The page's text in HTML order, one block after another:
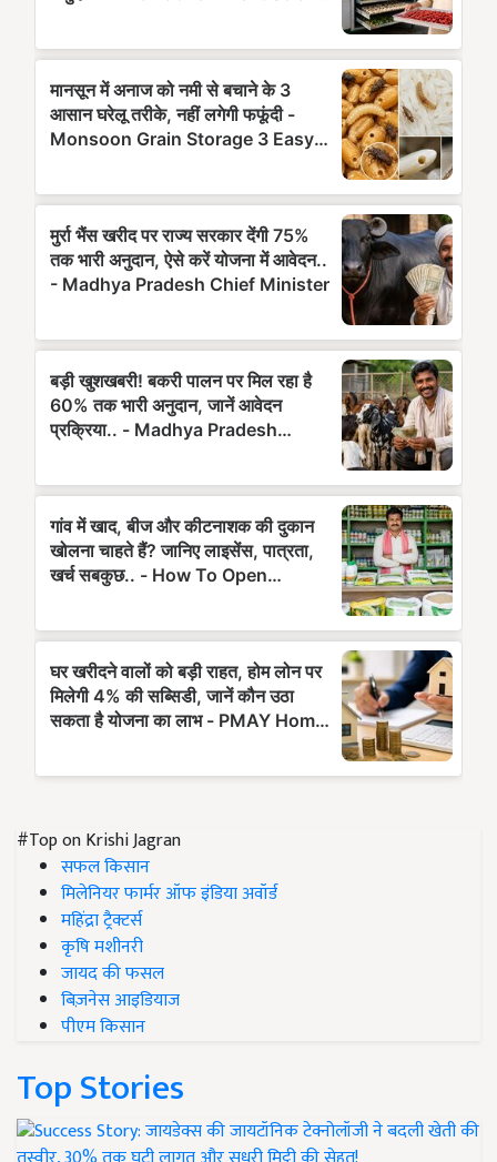
#Top on Krishi Jagran
सफल किसान
मिलेनियर फार्मर ऑफ इंडिया अवॉर्ड
महिंद्रा ट्रैक्टर्स
कृषि मशीनरी
जायद की फसल
बिज़नेस आइडियाज
पीएम किसान
Top Stories